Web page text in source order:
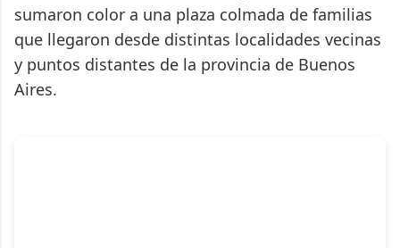
sumaron color a una plaza colmada de familias
que llegaron desde distintas localidades vecinas
y puntos distantes de la provincia de Buenos
Aires.